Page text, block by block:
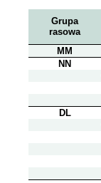
Grupa
rasowa
MM
NN
DL